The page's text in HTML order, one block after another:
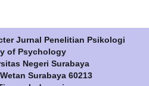
Jurnal Penelitian Psikologi
of Psychology
Negeri Surabaya
Surabaya 60213